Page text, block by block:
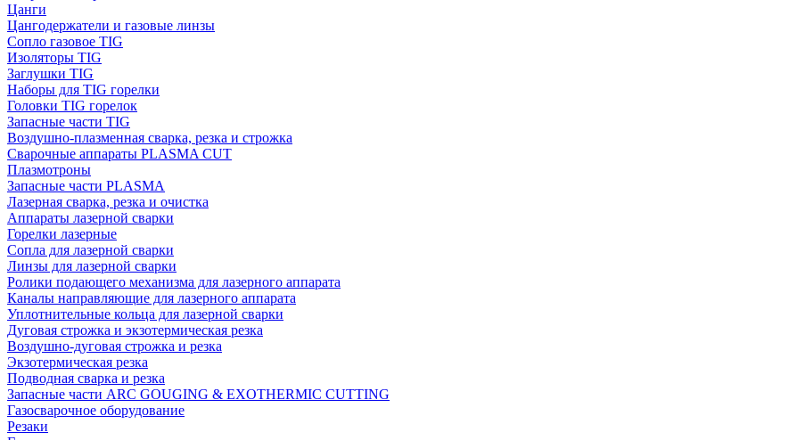
Цанги
Цангодержатели и газовые линзы
Сопло газовое TIG
Изоляторы TIG
Заглушки TIG
Наборы для TIG горелки
Головки TIG горелок
Запасные части TIG
Воздушно-плазменная сварка, резка и строжка
Сварочные аппараты PLASMA CUT
Плазмотроны
Запасные части PLASMA
Лазерная сварка, резка и очистка
Аппараты лазерной сварки
Горелки лазерные
Сопла для лазерной сварки
Линзы для лазерной сварки
Ролики подающего механизма для лазерного аппарата
Каналы направляющие для лазерного аппарата
Уплотнительные кольца для лазерной сварки
Дуговая строжка и экзотермическая резка
Воздушно-дуговая строжка и резка
Экзотермическая резка
Подводная сварка и резка
Запасные части ARC GOUGING & EXOTHERMIC CUTTING
Газосварочное оборудование
Резаки